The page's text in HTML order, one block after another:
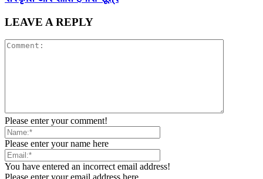
LEAVE A REPLY
Please enter your comment!
Please enter your name here
You have entered an incorrect email address!